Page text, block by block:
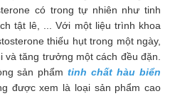
có trong tự nhiên như tinh
tật lê, ... Với một liệu trình khoa
thiếu hụt trong một ngày,
tăng trưởng một cách đều đặn.
sản phẩmtinh chất hàu biển
được xem là loại sản phẩm cao